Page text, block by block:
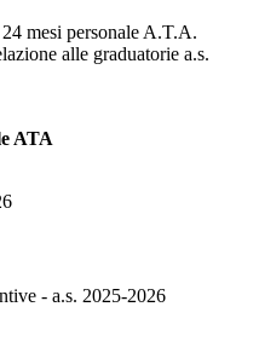
mesi personale A.T.A.
alle graduatorie a.s.
ATA
- a.s. 2025-2026